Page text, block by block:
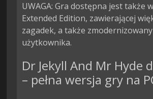
UWAGA: Gra dostępna jest także
Extended Edition, zawierającej
zagadek, a także
użytkownika.
Dr Jekyll And Mr Hyde
– pełna wersja gry na